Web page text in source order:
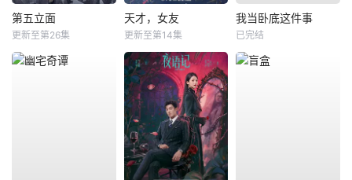
第五立面
更新至第26集
天才，女友
更新至第14集
我当卧底这件事
已完结